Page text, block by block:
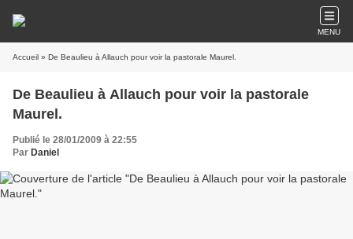
MENU
Accueil » De Beaulieu à Allauch pour voir la pastorale Maurel.
De Beaulieu à Allauch pour voir la pastorale
Maurel.
Publié le 28/01/2009 à 22:55
Par Daniel